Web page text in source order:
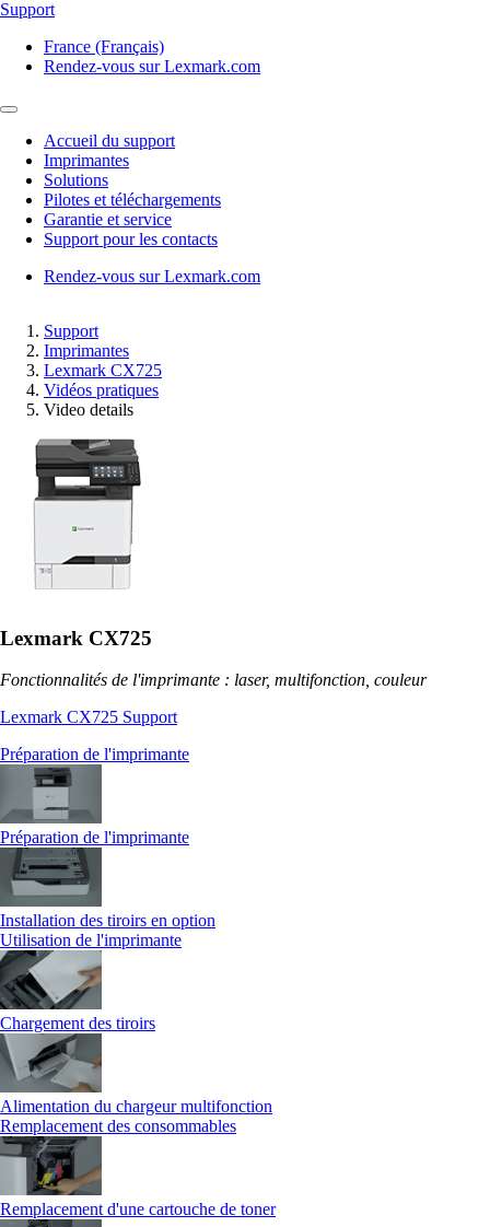
Support
France (Français)
Rendez-vous sur Lexmark.com
Accueil du support
Imprimantes
Solutions
Pilotes et téléchargements
Garantie et service
Support pour les contacts
Rendez-vous sur Lexmark.com
Support
Imprimantes
Lexmark CX725
Vidéos pratiques
Video details
Lexmark CX725
Fonctionnalités de l'imprimante : laser, multifonction, couleur
Lexmark CX725 Support
Préparation de l'imprimante
Préparation de l'imprimante
Installation des tiroirs en option
Utilisation de l'imprimante
Chargement des tiroirs
Alimentation du chargeur multifonction
Remplacement des consommables
Remplacement d'une cartouche de toner